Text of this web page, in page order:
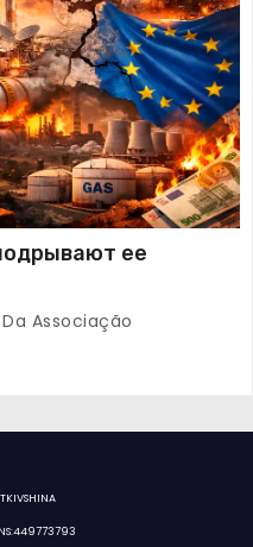
ее
Associação